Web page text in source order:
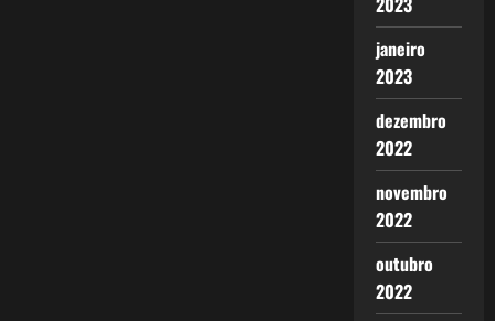
janeiro
2023
dezembro
2022
novembro
2022
outubro
2022